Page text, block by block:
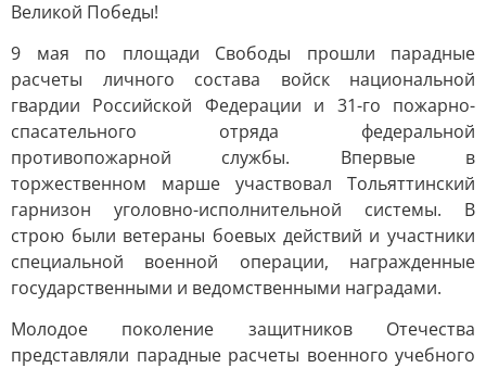
Великой Победы!
9 мая по площади Свободы прошли парадные
расчеты личного состава войск национальной
гвардии Российской Федерации и 31-го пожарно-
спасательного отряда федеральной
противопожарной службы. Впервые в
торжественном марше участвовал Тольяттинский
гарнизон уголовно-исполнительной системы. В
строю были ветераны боевых действий и участники
специальной военной операции, награжденные
государственными и ведомственными наградами.
Молодое поколение защитников Отечества
представляли парадные расчеты военного учебного